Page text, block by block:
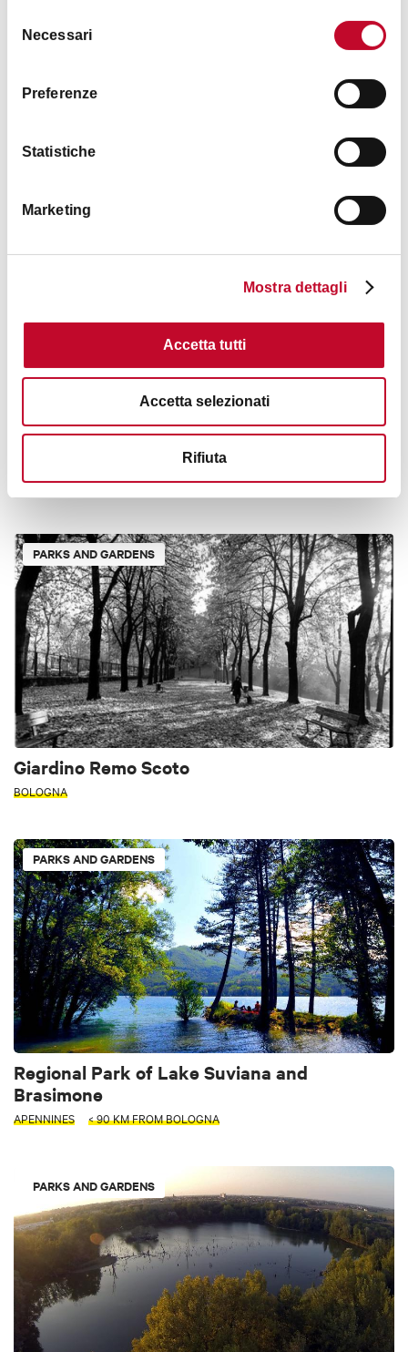
delNecessari
Preferenze
Statistiche
Marketing
Mostra dettagli
Accetta tutti
Accetta selezionati
Rifiuta
Budiara e Monte Pizzo
APENNINES < 70 KM FROM BOLOGNA
PARKS AND GARDENS
Giardino Remo Scoto
BOLOGNA
PARKS AND GARDENS
Regional Park of Lake Suviana and
Brasimone
APENNINES < 90 KM FROM BOLOGNA
PARKS AND GARDENS